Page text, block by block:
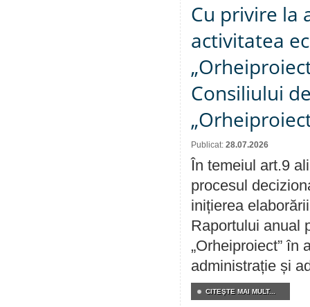
Cu privire la
activitatea
Consiliului
Publicat: 28.07.2026
În temeiul art.9
procesul
inițierea
Raportului anual
„Orheiproiect” în
administrație și
CITEŞTE MAI MULT...